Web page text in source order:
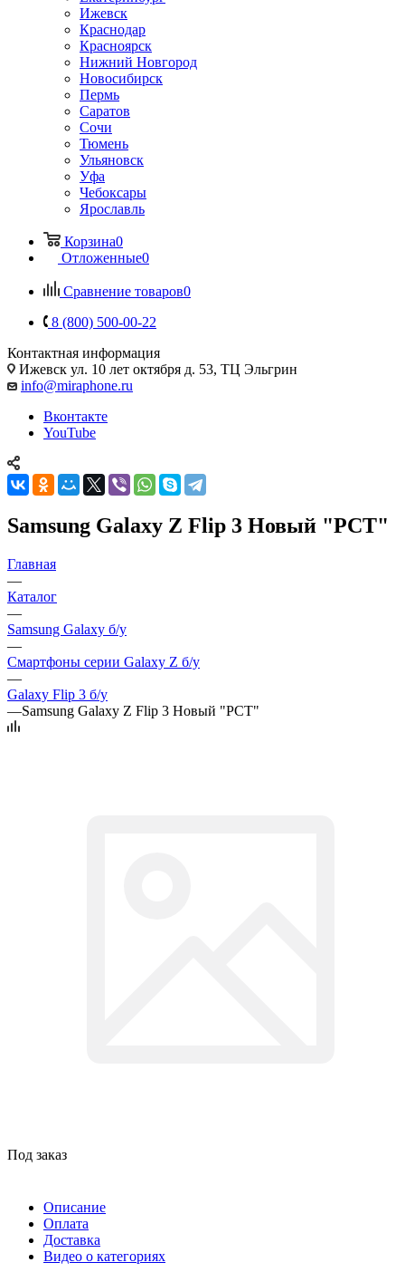
Ижевск
Краснодар
Красноярск
Нижний Новгород
Новосибирск
Пермь
Саратов
Сочи
Тюмень
Ульяновск
Уфа
Чебоксары
Ярославль
Корзина0
Отложенные0
Сравнение товаров0
8 (800) 500-00-22
Контактная информация
Ижевск ул. 10 лет октября д. 53, ТЦ Эльгрин
info@miraphone.ru
Вконтакте
YouTube
Samsung Galaxy Z Flip 3 Новый "РСТ"
Главная
—
Каталог
—
Samsung Galaxy б/у
—
Смартфоны серии Galaxy Z б/у
—
Galaxy Flip 3 б/у
—Samsung Galaxy Z Flip 3 Новый "РСТ"
Под заказ
Описание
Оплата
Доставка
Видео о категориях